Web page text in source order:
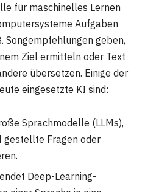
für maschinelles Lernen
Aufgaben
Songempfehlungen geben,
Ziel ermitteln oder Text
übersetzen. Einige der
eingesetzte KI sind:
Sprachmodelle (LLMs),
gestellte Fragen oder
Deep-Learning-